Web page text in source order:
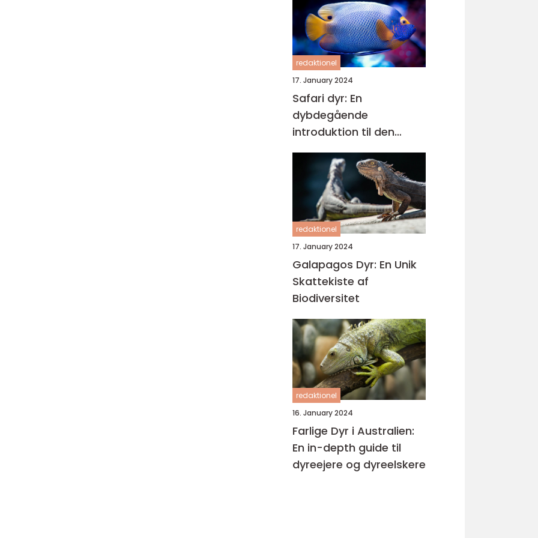
redaktionel
17. January 2024
Safari dyr: En
dybdegående
introduktion til den
spændende verden af
vilde dyr
redaktionel
17. January 2024
Galapagos Dyr: En Unik
Skattekiste af
Biodiversitet
redaktionel
16. January 2024
Farlige Dyr i Australien:
En in-depth guide til
dyreejere og dyreelskere